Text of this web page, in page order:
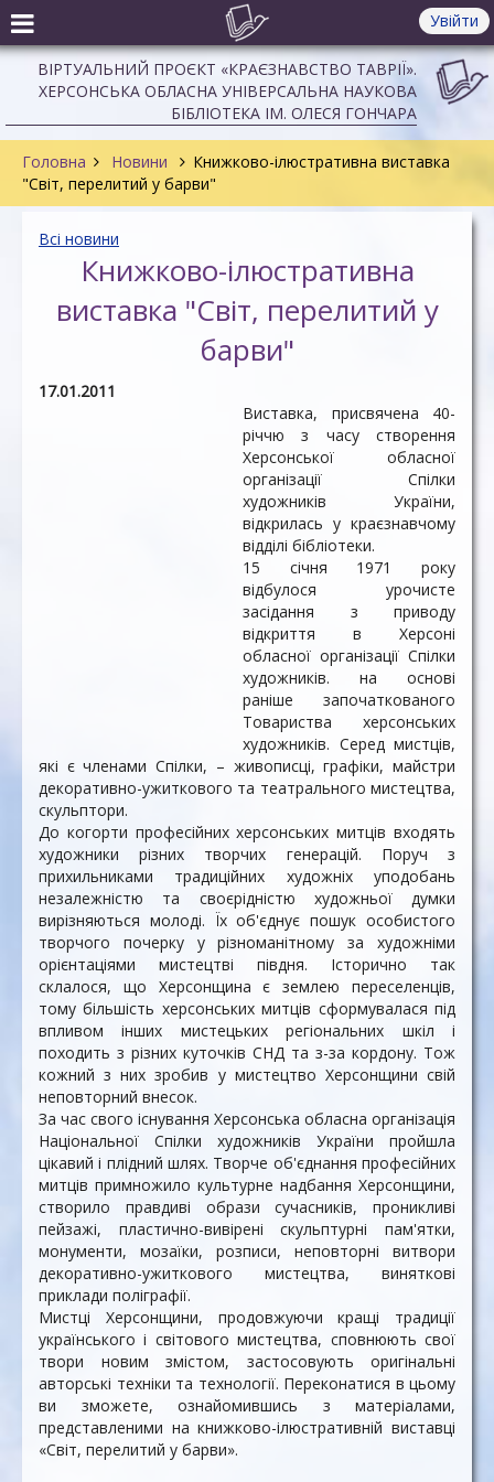
Увійти
ВІРТУАЛЬНИЙ ПРОЄКТ «КРАЄЗНАВСТВО ТАВРІЇ».
ХЕРСОНСЬКА ОБЛАСНА УНІВЕРСАЛЬНА НАУКОВА
БІБЛІОТЕКА ІМ. ОЛЕСЯ ГОНЧАРА
Головна Новини
Книжково-ілюстративна виставка
"Світ, перелитий у барви"
Всі новини
Книжково-ілюстративна
виставка "Світ, перелитий у
барви"
17.01.2011
Виставка, присвячена 40-
річчю з часу створення
Херсонської обласної
організації Спілки
художників України,
відкрилась у краєзнавчому
відділі бібліотеки.
15 січня 1971 року
відбулося урочисте
засідання з приводу
відкриття в Херсоні
обласної організації Спілки
художників. на основі
раніше започаткованого
Товариства херсонських
художників. Серед мистців,
які є членами Спілки, – живописці, графіки, майстри
декоративно-ужиткового та театрального мистецтва,
скульптори.
До когорти професійних херсонських митців входять
художники різних творчих генерацій. Поруч з
прихильниками традиційних художніх уподобань
незалежністю та своєрідністю художньої думки
вирізняються молоді. Їх об'єднує пошук особистого
творчого почерку у різноманітному за художніми
орієнтаціями мистецтві півдня. Історично так
склалося, що Херсонщина є землею переселенців,
тому більшість херсонських митців сформувалася під
впливом інших мистецьких регіональних шкіл і
походить з різних куточків СНД та з-за кордону. Тож
кожний з них зробив у мистецтво Херсонщини свій
неповторний внесок.
За час свого існування Херсонська обласна організація
Національної Спілки художників України пройшла
цікавий і плідний шлях. Творче об'єднання професійних
митців примножило культурне надбання Херсонщини,
створило правдиві образи сучасників, проникливі
пейзажі, пластично-вивірені скульптурні пам'ятки,
монументи, мозаїки, розписи, неповторні витвори
декоративно-ужиткового мистецтва, виняткові
приклади поліграфії.
Мистці Херсонщини, продовжуючи кращі традиції
українського і світового мистецтва, сповнюють свої
твори новим змістом, застосовують оригінальні
авторські техніки та технології. Переконатися в цьому
ви зможете, ознайомившись з матеріалами,
представленими на книжково-ілюстративній виставці
«Світ, перелитий у барви».